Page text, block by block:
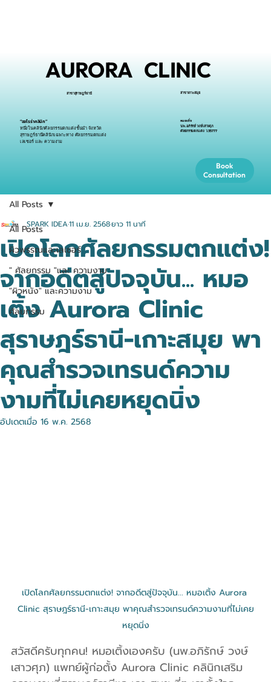
สาขาสุราษฎร์ธานี สาขาเกาะสมุย
หมอเติ้ง
นพ.อภิรักษ์ วงษ์เสาวศุภ
ศัลยกรรมตกแต่ง ว.35777
AURORA CLINIC
Book
Consultation
“ออโรร่าคลินิก”
หนึ่งในคลินิกศัลยกรรมตกแต่งชั้นนำ จังหวัด
สุราษฎร์ธานีคลินิกเฉพาะทาง ศัลยกรรมตกแต่ง
เลเซอร์ และ ความงาม
All Posts
ผิวพรรณและเลเซอร์
" ศัลยกรรม "และ ความงาม
"ผิวหนัง" และความงาม
ศัลยกรรม
All Posts
เปิดโลกศัลยกรรมตกแต่ง!
จากอดีตสู่ปัจจุบัน... หมอ
เติ้ง Aurora Clinic
สุราษฎร์ธานี-เกาะสมุย พา
คุณสำรวจเทรนด์ความ
งามที่ไม่เคยหยุดนิ่ง
SPARK IDEA11 เม.ย. 2568ยาว 11 นาที
อัปเดตเมื่อ 16 พ.ค. 2568
เปิดโลกศัลยกรรมตกแต่ง! จากอดีตสู่ปัจจุบัน... หมอเติ้ง Aurora
Clinic สุราษฎร์ธานี-เกาะสมุย พาคุณสำรวจเทรนด์ความงามที่ไม่เคย
หยุดนิ่ง
สวัสดีครับทุกคน! หมอเติ้งเองครับ (นพ.อภิรักษ์ วงษ์
เสาวศุภ) แพทย์ผู้ก่อตั้ง Aurora Clinic คลินิกเสริม